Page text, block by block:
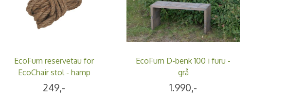
EcoFurn reservetau for
EcoChair stol - hamp
249,-
EcoFurn D-benk 100 i furu -
grå
1.990,-